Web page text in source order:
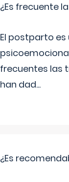
¿Es frecuente
El postparto
frecuentes las
han dad...
¿Es